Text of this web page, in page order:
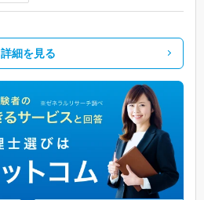
詳細を見る